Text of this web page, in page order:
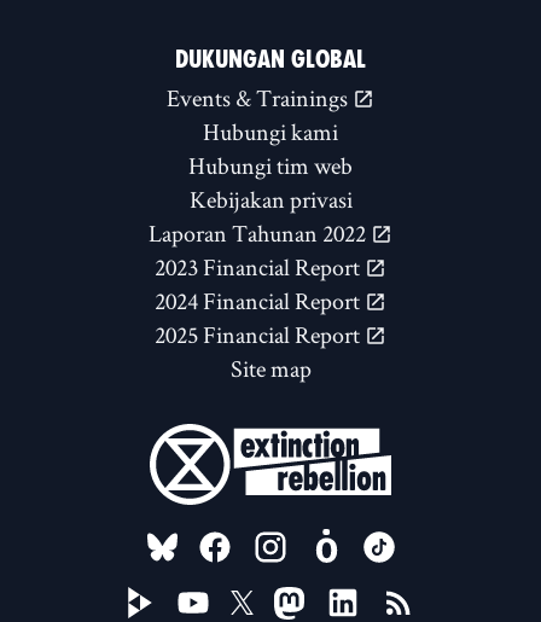
DUKUNGAN GLOBAL
Events & Trainings
Hubungi kami
Hubungi tim web
Kebijakan privasi
Laporan Tahunan 2022
2023 Financial Report
2024 Financial Report
2025 Financial Report
Site map
FOLLOW US ON